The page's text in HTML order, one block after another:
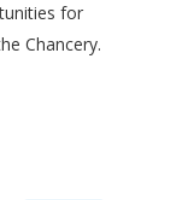
for
Chancery.